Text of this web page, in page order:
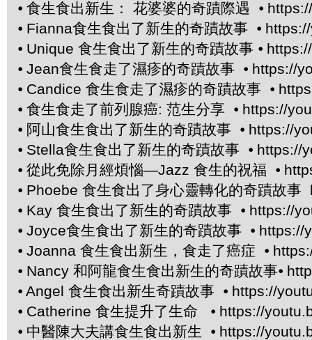
⦁ 食生食出新生： 花婆婆的奇蹟際遇 ⦁
⦁ Fianna食生食出了新生的奇蹟故事 ⦁
⦁ Unique 食生食出了新生的奇蹟故事 ⦁
⦁ Jean食生食走了濕疹的奇蹟故事 ⦁ https://
⦁ Candice 食生食走了濕疹的奇蹟故事 ⦁
⦁ 食生食走了前列腺癌: 范生分享 ⦁ https://
⦁ 阿山食生食出了新生的奇蹟故事 ⦁ https://
⦁ Stella食生食出了新生的奇蹟故事 ⦁ https://
⦁ 從此免除月經煩惱—Jazz 食生的祝福 ⦁
⦁ Phoebe 食生食出了身心靈轉化的奇蹟故
⦁ Kay 食生食出了新生的奇蹟故事 ⦁ https://
⦁ Joyce食生食出了新生的奇蹟故事 ⦁ https://
⦁ Joanna 食生食出新生，食走了癌症 ⦁
⦁ Nancy 和阿龍食生食出新生的奇蹟故事⦁
⦁ Angel 食生食出新生奇蹟故事 ⦁ https://
⦁ Catherine 食生提升了生命 ⦁ https://
⦁ 中醫陳大夫講食生食出新生 ⦁ https://